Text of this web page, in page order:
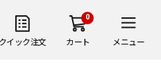
クイック注文
0
カート メニュー